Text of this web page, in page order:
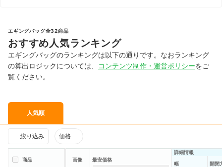
エギングバッグ全32商品
おすすめ人気ランキング
エギングバッグのランキングは以下の通りです。なおランキング
の算出ロジックについては、
コンテンツ制作・運営ポリシーをご
覧ください。
人気順
絞り込み 価格
商品 画像 最安価格
詳細情報
幅
開閉